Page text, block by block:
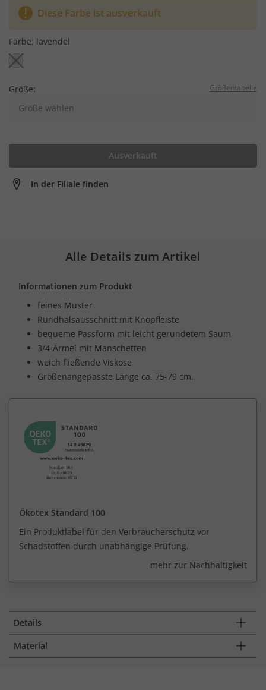
Diese Farbe ist ausverkauft
Farbe: lavendel
Größe: Größentabelle
Größe wählen
Ausverkauft
In der Filiale finden
Alle Details zum Artikel
Informationen zum Produkt
feines Muster
Rundhalsausschnitt mit Knopfleiste
bequeme Passform mit leicht gerundetem Saum
3/4-Ärmel mit Manschetten
weich fließende Viskose
Größenangepasste Länge ca. 75-79 cm.
Ökotex Standard 100
Ein Produktlabel für den Verbraucherschutz vor
Schadstoffen durch unabhängige Prüfung.
mehr zur Nachhaltigkeit
Details
Material